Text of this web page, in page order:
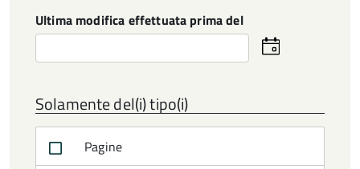
Ultima modifica effettuata prima del
Seleziona
la
Solamente del(i) tipo(i)
Pagine